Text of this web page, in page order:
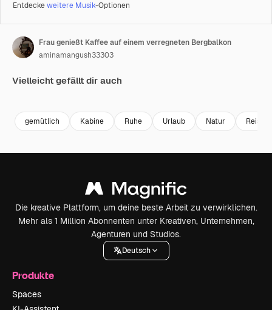
Entdeckeweitere Musik-Optionen
Frau genießt Kaffee auf einem verregneten Bergbalkon
aminamangush33303
Vielleicht gefällt dir auch
gemütlich Kabine Ruhe Urlaub Natur Reise
Die kreative Plattform, um deine beste Arbeit zu verwirklichen.
Mehr als 1 Million Abonnenten unter Kreativen, Unternehmen,
Agenturen und Studios.
Deutsch
Produkte
Spaces